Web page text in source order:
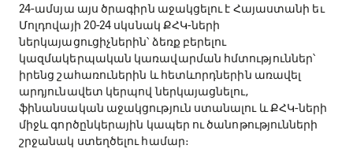
24-ամսյա այս ծրագիրն աջակցելու է Հայաստանի եւ
Մոլդովայի 20-24 սկսնակ ՔՀԿ-ների
ներկայացուցիչներին՝ ձեռք բերելու
կազմակերպական կառավարման հմտություններ՝
իրենց շահառուներին և հետևորդներին առավել
արդյունավետ կերպով ներկայացնելու,
ֆինանսական աջակցություն ստանալու և ՔՀԿ-ների
միջև գործընկերային կապեր ու ծանոթությունների
շրջանակ ստեղծելու համար։